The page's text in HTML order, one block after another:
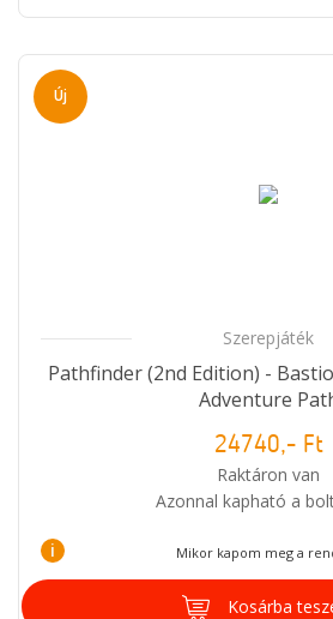
Új
Szerepjáték
Pathfinder (2nd Edition) -
Adventure
24740,- Ft
Raktáron van
Azonnal kapható a
i Mikor kapom meg a
Kosárba